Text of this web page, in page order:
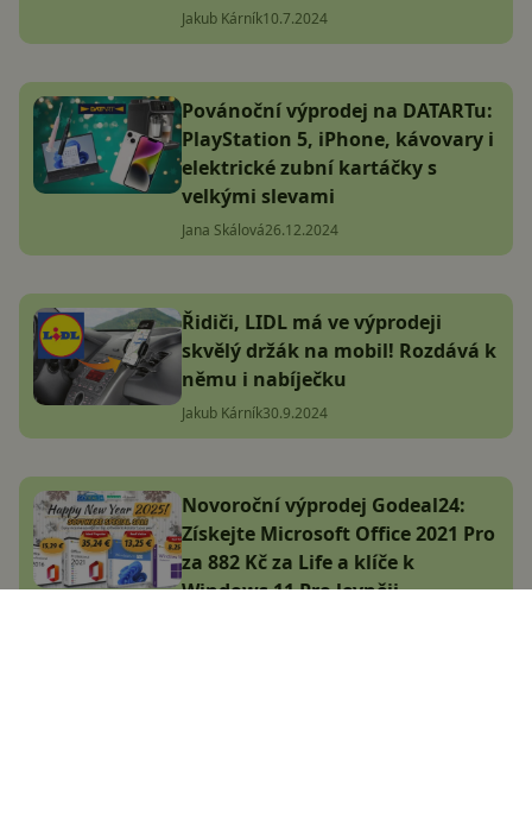
Jakub Kárník10.7.2024
Povánoční výprodej na DATARTu:
PlayStation 5, iPhone, kávovary i
elektrické zubní kartáčky s
velkými slevami
Jana Skálová26.12.2024
Řidiči, LIDL má ve výprodeji
skvělý držák na mobil! Rozdává k
němu i nabíječku
Jakub Kárník30.9.2024
Novoroční výprodej Godeal24:
Získejte Microsoft Office 2021 Pro
za 882 Kč za Life a klíče k
Windows 11 Pro levněji